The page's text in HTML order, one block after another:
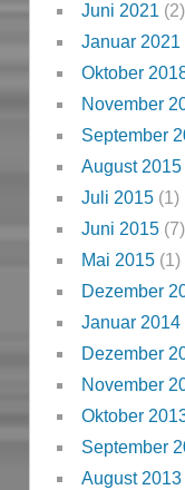
Juni 2021 (2)
Januar 2021
Oktober
November
September
August 2015
Juli 2015(1)
Juni 2015(7)
Mai 2015(1)
Dezember
Januar 2014
Dezember
November
Oktober
September
August 2013